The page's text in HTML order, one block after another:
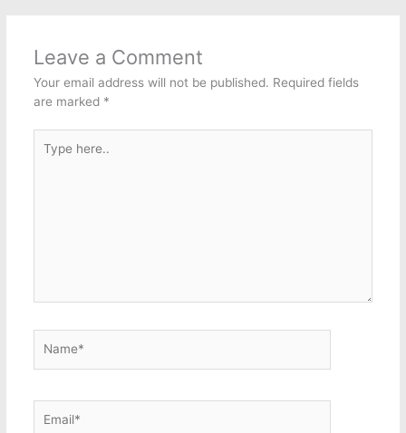
Leave a Comment
Your email address will not be published. Required fields
are marked *
here..